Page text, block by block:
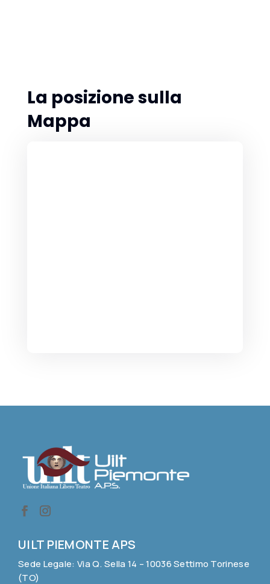
La posizione sulla
Mappa
UILT PIEMONTE APS
Sede Legale: Via Q. Sella 14 – 10036 Settimo Torinese
(TO)